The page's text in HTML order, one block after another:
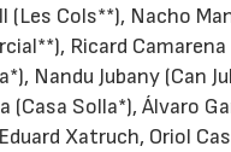
(Les Cols**), Nacho
Ricard Camarena
Nandu Jubany (Can
(Casa Solla*), Álvaro
Xatruch, Oriol